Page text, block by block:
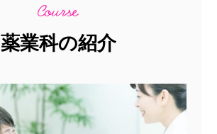
薬業科の紹介